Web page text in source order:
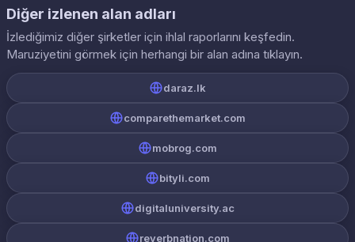
Diğer izlenen alan adları
İzlediğimiz diğer şirketler için ihlal raporlarını keşfedin.
Maruziyetini görmek için herhangi bir alan adına tıklayın.
daraz.lk
comparethemarket.com
mobrog.com
bityli.com
digitaluniversity.ac
reverbnation.com